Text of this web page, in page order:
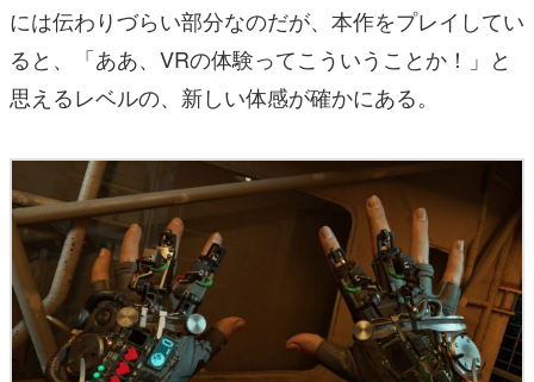
には伝わりづらい部分なのだが、本作をプレイしてい
ると、「ああ、VRの体験ってこういうことか！」と
思えるレベルの、新しい体感が確かにある。